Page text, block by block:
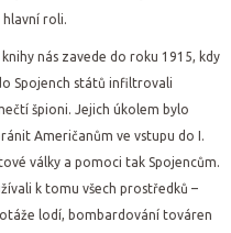
roli.
nás zavede do roku 1915, kdy
Spojench států infiltrovali
špioni. Jejich úkolem bylo
Američanům ve vstupu do I.
války a pomoci tak Spojencům.
k tomu všech prostředků –
lodí, bombardování továren